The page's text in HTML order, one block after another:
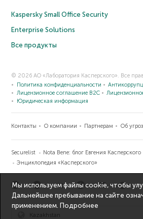
Kaspersky Small Office Security
Enterprise Solutions
Все продукты
© 2026 АО «Лаборатория Касперского». Все
Политика конфиденциальности
Лицензионное соглашение B2C
Юридическая информация
Контакты О компании Партнерам Об
Securelist
Nota Bene: блог Евгения Касперского
Энциклопедия «Касперского»
Kazakhstan
Мы используем файлы cookie, чтобы
Дальнейшее пребывание на сайте
применением. Подробнее